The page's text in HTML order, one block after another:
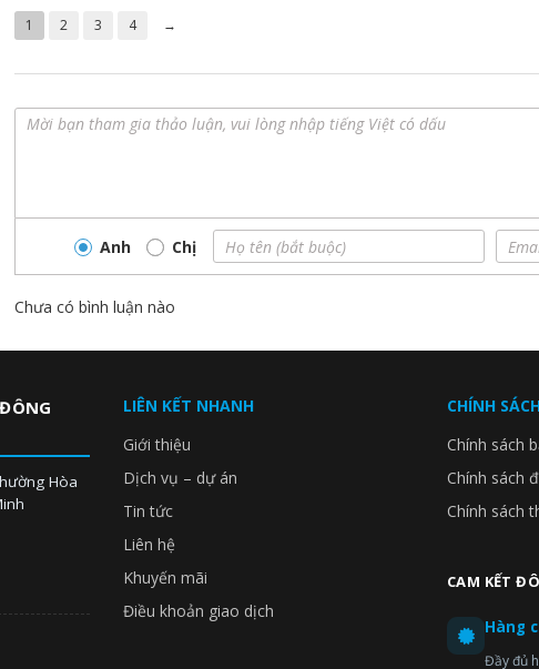
mát được đặt đồng thời cả bên trên và bên dưới. Giúp giảm thiểu khí
tối ưu và bảo quản trọn vẹn vị ngon của thực phẩm.
1 2 3 4 →
Anh Chị
Chưa có bình luận nào
Hòa
LIÊN KẾT NHANH
Giới thiệu
Dịch vụ – dự án
Tin tức
Liên hệ
Khuyến mãi
Điều khoản giao dịch
CHÍNH
Chính sách
Chính sách
Chính sách
CAM KẾT
Hàng
Đầy đủ